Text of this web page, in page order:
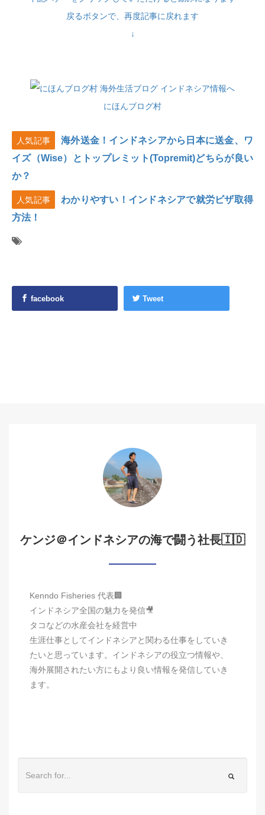
戻るボタンで、再度記事に戻れます
↓
にほんブログ村
人気記事
海外送金！インドネシアから日本に送金、ワ
イズ（Wise）とトップレミット(Topremit)どちらが良い
か？
人気記事
わかりやすい！インドネシアで就労ビザ取得
方法！
facebook Tweet
ケンジ＠インドネシアの海で闘う社長🇮🇩
Kenndo Fisheries 代表🏢
インドネシア全国の魅力を発信🎥
タコなどの水産会社を経営中
生涯仕事としてインドネシアと関わる仕事をしていき
たいと思っています。インドネシアの役立つ情報や、
海外展開されたい方にもより良い情報を発信していき
ます。